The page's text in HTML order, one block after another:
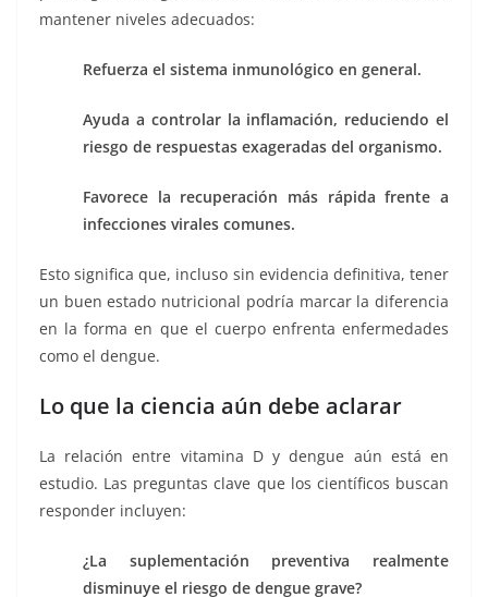
mantener niveles adecuados:
Refuerza el sistema inmunológico en general.
Ayuda a controlar la inflamación, reduciendo el
riesgo de respuestas exageradas del organismo.
Favorece la recuperación más rápida frente a
infecciones virales comunes.
Esto significa que, incluso sin evidencia definitiva, tener
un buen estado nutricional podría marcar la diferencia
en la forma en que el cuerpo enfrenta enfermedades
como el dengue.
Lo que la ciencia aún debe aclarar
La relación entre vitamina D y dengue aún está en
estudio. Las preguntas clave que los científicos buscan
responder incluyen:
¿La suplementación preventiva realmente
disminuye el riesgo de dengue grave?